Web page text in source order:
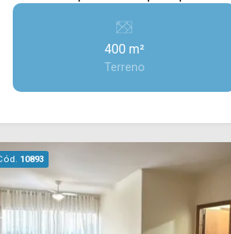
busca investir ou desenvolver um
projeto residencial e/ou comercial em
uma das regiões mais valorizadas da
portão, o imóvel proporciona mais
projetos. Sua classificação mista
amplia as possibilidades de uso,
permitindo desde a construção de
residências amplas até salas
comerciais, escritórios, clínicas,
400 m²
Terreno
10893